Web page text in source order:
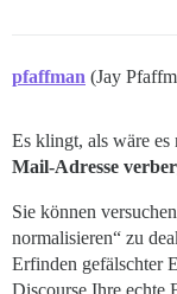
pfaffman (Jay
Es klingt, als wäre
Mail-Adresse
Sie können
normalisieren“ zu
Erfinden gefälschter
Discourse Ihre echte